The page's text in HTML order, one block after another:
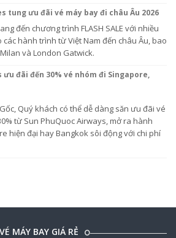
tung ưu đãi vé máy bay đi châu Âu 2026
đến chương trình FLASH SALE với nhiều
hành trình từ Việt Nam đến châu Âu, bao
và London Gatwick.
ưu đãi đến 30% vé nhóm đi Singapore,
Quý khách có thể dễ dàng săn ưu đãi vé
từ Sun PhuQuoc Airways, mở ra hành
hiện đại hay Bangkok sôi động với chi phí
VÉ MÁY BAY GIÁ RẺ